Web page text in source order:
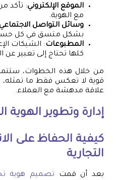
الموقع الإلكتروني: تأكد
مع الهوية.
وسائل التواصل الاجتماعي
بشكل متسق في كل
المطبوعات: الشيكات
كلها تحتاج إلى تعبير عن
من خلال هذه الخطوات،
قوية لا تعكس فقط ما
علاقة مدهشة مع العملاء.
إدارة وتطوير الهوية
كيفية الحفاظ على
التجارية
بعد أن قمت تصميم هوية